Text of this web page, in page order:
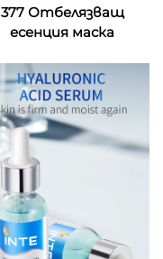
377 Отбелязващ
есенция маска